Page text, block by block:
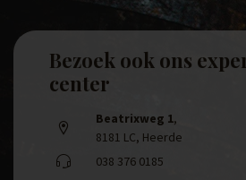
Bezoek ook ons
center
Beatrixweg 1,
8181 LC, Heerde
038 376 0185